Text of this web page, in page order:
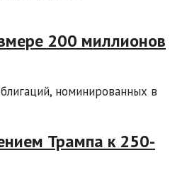
200 миллионов
номинированных в
Трампа к 250-